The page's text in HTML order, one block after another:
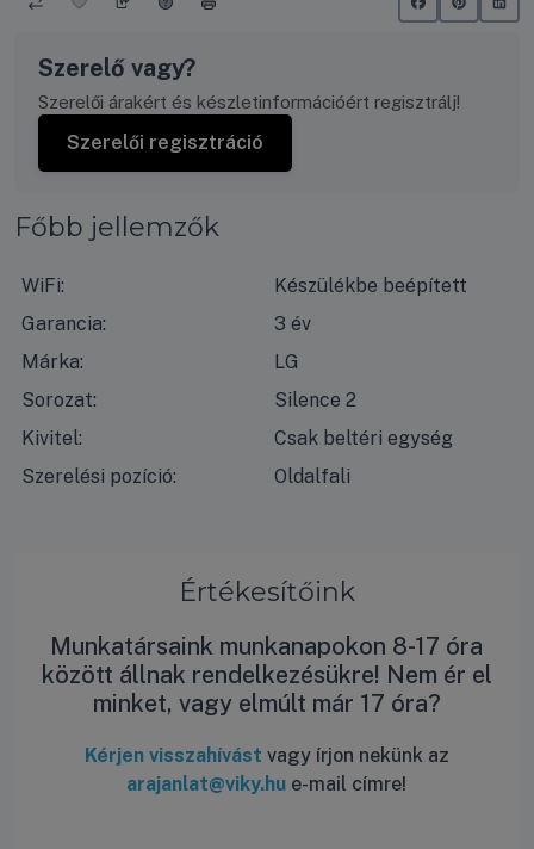
Szerelő vagy?
Szerelői árakért és készletinformációért regisztrálj!
Szerelői regisztráció
Főbb jellemzők
WiFi:
Készülékbe beépített
Garancia:
3 év
Márka:
LG
Sorozat:
Silence 2
Kivitel:
Csak beltéri egység
Szerelési pozíció:
Oldalfali
Értékesítőink
Munkatársaink munkanapokon 8-17 óra
között állnak rendelkezésükre! Nem ér el
minket, vagy elmúlt már 17 óra?
Kérjen visszahívást vagy írjon nekünk az
arajanlat@viky.hu e-mail címre!